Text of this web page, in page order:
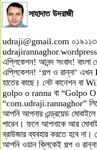
সাহাদাত উদরাজী
udraji@gmail.com
এপ্লিকেশন! আনন্দ সংবাদ! বাংলা
এপ্লিকেশন! ‘গল্প ও রান্না’
হাতের কাছে। নেট কানেশন বা
golpo o ranna বা “Golpo O
“com.udraji.rannaghor”
আপনি আপনার এন্ড্রয়েড
পারেন। ফলে আপনাকে আর
ব্রাউজার ব্যবহার করতে হবে
আপনি ওয়ান ক্লিকেই গল্প ও